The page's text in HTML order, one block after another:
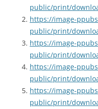
public/print/
https://image-
public/print/
https://image-
public/print/
https://image-
public/print/
https://image-
public/print/